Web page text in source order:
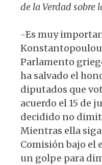
de la Verdad sobre
-Es muy
Parlamento
ha salvado el
diputados que
acuerdo el 15 de
decidido no
Mientras ella
Comisión bajo el
un golpe para